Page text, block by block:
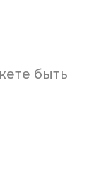
быть